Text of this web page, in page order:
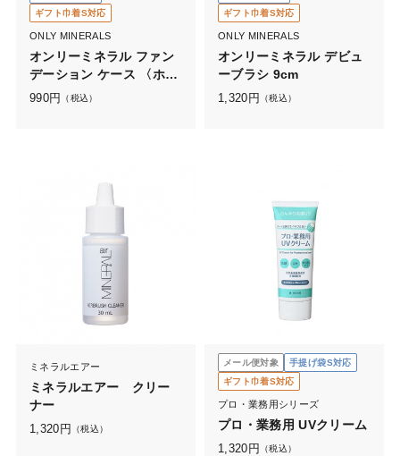
ギフト巾着S対応
ONLY MINERALS
オンリーミネラル ファン
デーション ケース 〈ホワ
イト〉
990円 （税込）
ギフト巾着S対応
ONLY MINERALS
オンリーミネラル デビュ
ーブラシ 9cm
1,320 円 （税込）
ミネラルエアー
ミネラルエアー クリー
ナー
1,320 円 （税込）
メール便対象
手提げ袋S対応
ギフト巾着S対応
プロ・業務用シリーズ
プロ・業務用 UVクリーム
1,320 円 （税込）